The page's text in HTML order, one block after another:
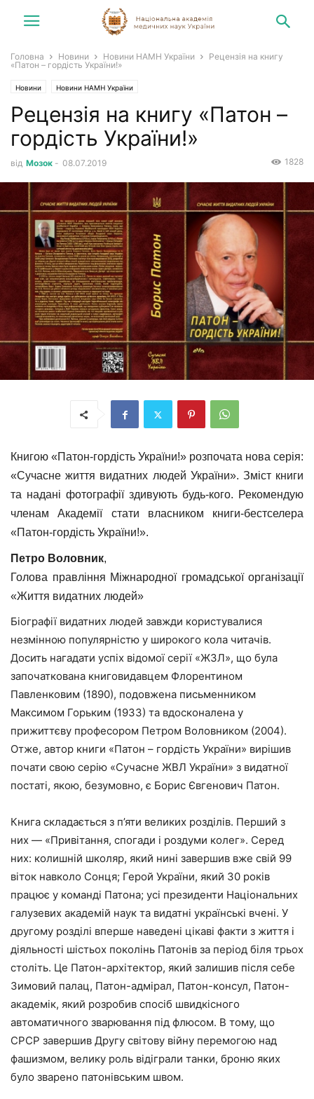
Головна Новини Новини НАМН України
Рецензія на книгу
«Патон – гордість України!»
Новини Новини НАМН України
Рецензія на книгу «Патон –
гордість України!»
від Мозок - 08.07.2019 1828
Книгою «Патон-гордість України!» розпочата нова серія:
«Сучасне життя видатних людей України». Зміст книги
та надані фотографії здивують будь-кого. Рекомендую
членам Академії стати власником книги-бестселера
«Патон-гордість України!».
Петро Воловник,
Голова правління Міжнародної громадської організації
«Життя видатних людей»
Біографії видатних людей завжди користувалися
незмінною популярністю у широкого кола читачів.
Досить нагадати успіх відомої серії «ЖЗЛ», що була
започаткована книговидавцем Флорентином
Павленковим (1890), подовжена письменником
Максимом Горьким (1933) та вдосконалена у
прижиттєву професором Петром Воловником (2004).
Отже, автор книги «Патон – гордість України» вирішив
почати свою серію «Сучасне ЖВЛ України» з видатної
постаті, якою, безумовно, є Борис Євгенович Патон.
Книга складається з п’яти великих розділів. Перший з
них — «Привітання, спогади і роздуми колег». Серед
них: колишній школяр, який нині завершив вже свій 99
віток навколо Сонця; Герой України, який 30 років
працює у команді Патона; усі президенти Національних
галузевих академій наук та видатні українські вчені. У
другому розділі вперше наведені цікаві факти з життя і
діяльності шістьох поколінь Патонів за період біля трьох
століть. Це Патон-архітектор, який залишив після себе
Зимовий палац, Патон-адмірал, Патон-консул, Патон-
академік, який розробив спосіб швидкісного
автоматичного зварювання під флюсом. В тому, що
СРСР завершив Другу світову війну перемогою над
фашизмом, велику роль відіграли танки, броню яких
було зварено патонівським швом.